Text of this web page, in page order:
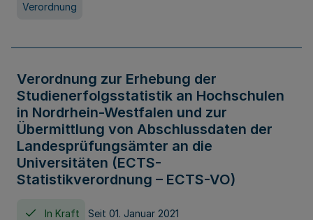
Verordnung
Verordnung zur Erhebung der
Studienerfolgsstatistik an Hochschulen
in Nordrhein-Westfalen und zur
Übermittlung von Abschlussdaten der
Landesprüfungsämter an die
Universitäten (ECTS-
Statistikverordnung – ECTS-VO)
In Kraft Seit 01. Januar 2021